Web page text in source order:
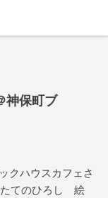
神保町ブ
クハウスカフェさ
たてのひろし 絵